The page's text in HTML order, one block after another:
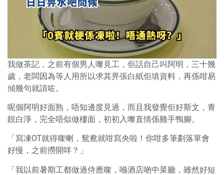
我做茶記，之前有個男人嚟見工，佢話自己叫阿明，三十幾
歲，老闆因為等人用所以求其畀張白紙佢填資料，再係咁易
傾幾句就請咗。
呢個阿明好面熟，唔知邊度見過，而且我發覺佢好斯文，青
靚白淨，完全唔似做樓面，初初入嚟直情係雞手鴨腳。
「寫凍OT就得㗎喇，鴛鴦就咁寫央啦！你咁多筆劃落單會
好慢，之前撈開咩？」
「我以前暑期工都做過侍應㗎，喺酒店啲中菜廳，雖然好短